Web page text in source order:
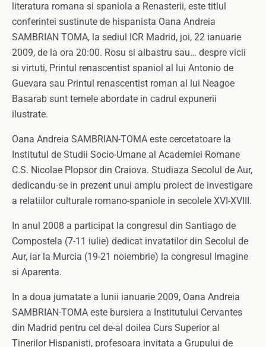
literatura romana si spaniola a Renasterii, este titlul
conferintei sustinute de hispanista Oana Andreia
SAMBRIAN TOMA, la sediul ICR Madrid, joi, 22 ianuarie
2009, de la ora 20:00. Rosu si albastru sau… despre vicii
si virtuti, Printul renascentist spaniol al lui Antonio de
Guevara sau Printul renascentist roman al lui Neagoe
Basarab sunt temele abordate in cadrul expunerii
ilustrate.
Oana Andreia SAMBRIAN-TOMA este cercetatoare la
Institutul de Studii Socio-Umane al Academiei Romane
C.S. Nicolae Plopsor din Craiova. Studiaza Secolul de Aur,
dedicandu-se in prezent unui amplu proiect de investigare
a relatiilor culturale romano-spaniole in secolele XVI-XVIII.
In anul 2008 a participat la congresul din Santiago de
Compostela (7-11 iulie) dedicat invatatilor din Secolul de
Aur, iar la Murcia (19-21 noiembrie) la congresul Imagine
si Aparenta.
In a doua jumatate a lunii ianuarie 2009, Oana Andreia
SAMBRIAN-TOMA este bursiera a Institutului Cervantes
din Madrid pentru cel de-al doilea Curs Superior al
Tinerilor Hispanisti, profesoara invitata a Grupului de